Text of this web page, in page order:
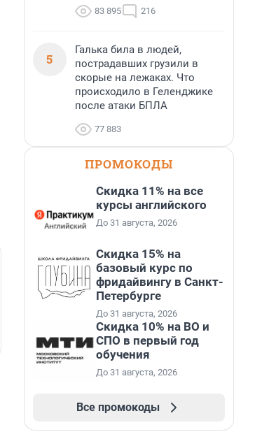
83 895 216
5
Галька била в людей,
пострадавших грузили в
скорые на лежаках. Что
происходило в Геленджике
после атаки БПЛА
77 883
ПРОМОКОДЫ
Скидка 11% на все
курсы английского
До 31 августа, 2026
Скидка 15% на
базовый курс по
фридайвингу в Санкт-
Петербурге
До 31 августа, 2026
Скидка 10% на ВО и
СПО в первый год
обучения
До 31 августа, 2026
Все промокоды